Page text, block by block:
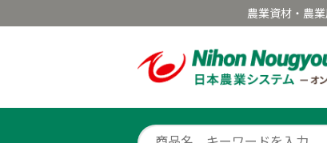
農業資材・農